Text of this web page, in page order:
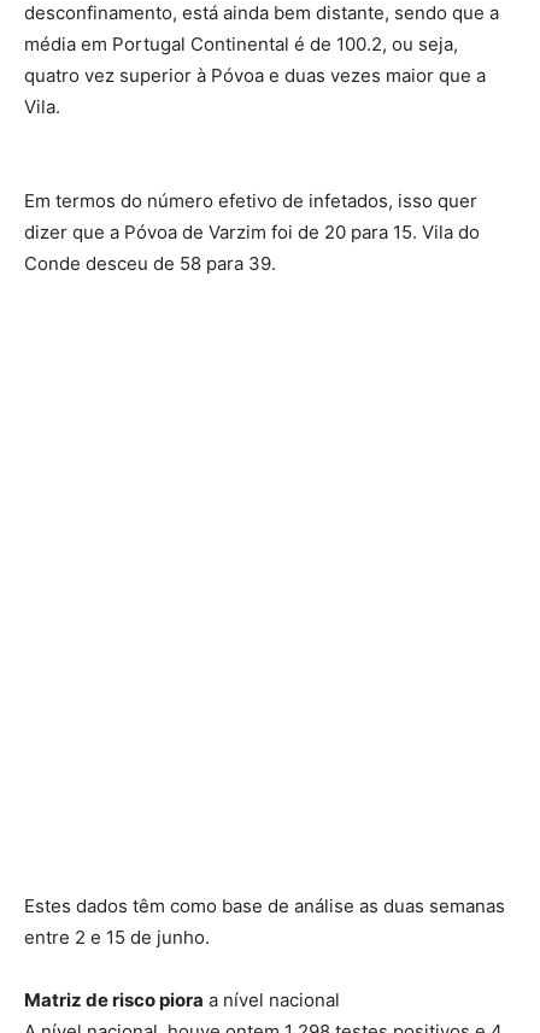
desconfinamento, está ainda bem distante, sendo que a
média em Portugal Continental é de 100.2, ou seja,
quatro vez superior à Póvoa e duas vezes maior que a
Vila.
Em termos do número efetivo de infetados, isso quer
dizer que a Póvoa de Varzim foi de 20 para 15. Vila do
Conde desceu de 58 para 39.
Estes dados têm como base de análise as duas semanas
entre 2 e 15 de junho.
Matriz de risco piora a nível nacional